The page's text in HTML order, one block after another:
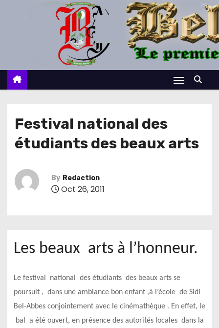
c
Festival national des
étudiants des beaux arts
By Redaction
Oct 26, 2011
Les beaux arts à l’honneur.
Le festival national des étudiants des beaux arts se
poursuit , dans une ambiance bon enfant ,à l’école de Sidi
Bel-Abbes conjointement avec le cinémathèque . En effet, le
bal a été ouvert, en présence des autorités locales dans la